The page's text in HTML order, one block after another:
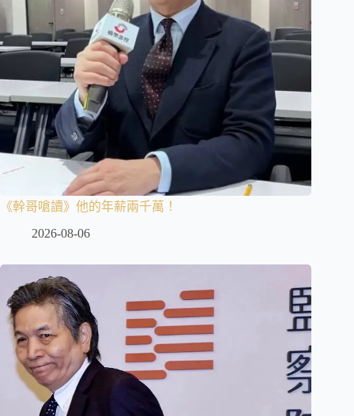
《幹哥嗆讀》他的年薪兩千萬！
2026-08-06